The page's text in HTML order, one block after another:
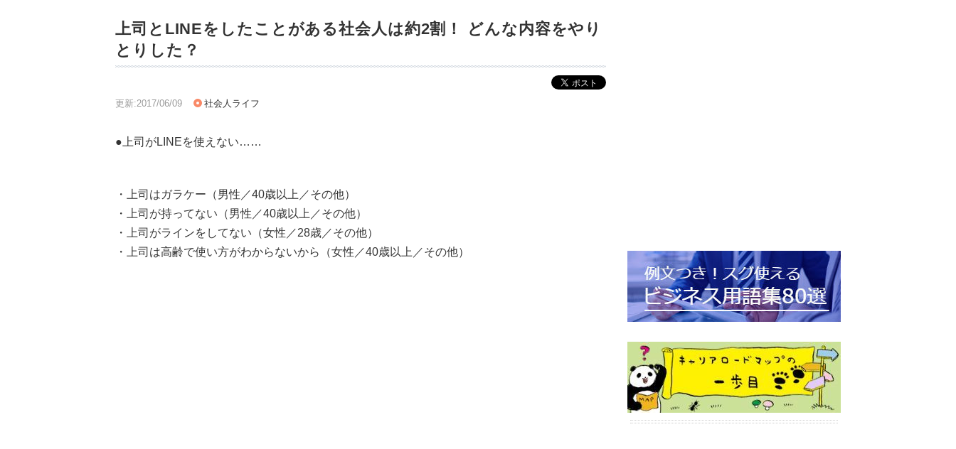
上司とLINEをしたことがある社会人は約2割！ どんな内容をやり
とりした？
更新:2017/06/09 社会人ライフ
●上司がLINEを使えない……
・上司はガラケー（男性／40歳以上／その他）
・上司が持ってない（男性／40歳以上／その他）
・上司がラインをしてない（女性／28歳／その他）
・上司は高齢で使い方がわからないから（女性／40歳以上／その他）